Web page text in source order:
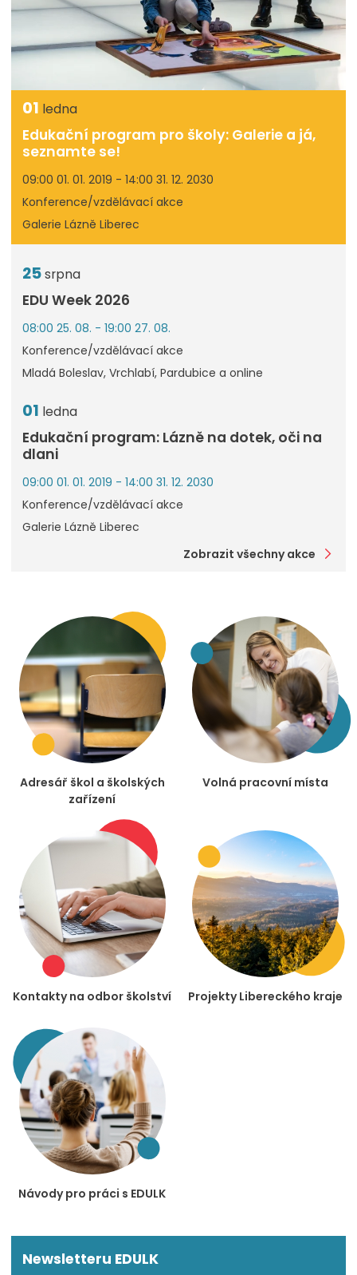
01 ledna
Edukační program pro školy: Galerie a já,
seznamte se!
09:00 01. 01. 2019 - 14:00 31. 12. 2030
Konference/vzdělávací akce
Galerie Lázně Liberec
25srpna
EDU Week 2026
08:00 25. 08. - 19:00 27. 08.
Konference/vzdělávací akce
Mladá Boleslav, Vrchlabí, Pardubice a online
01 ledna
Edukační program: Lázně na dotek, oči na
dlani
09:00 01. 01. 2019 - 14:00 31. 12. 2030
Konference/vzdělávací akce
Galerie Lázně Liberec
Zobrazit všechny akce
Adresář škol a školských
zařízení
Volná pracovní místa
Kontakty na odbor školství Projekty Libereckého kraje
Návody pro práci s EDULK
Newsletteru EDULK